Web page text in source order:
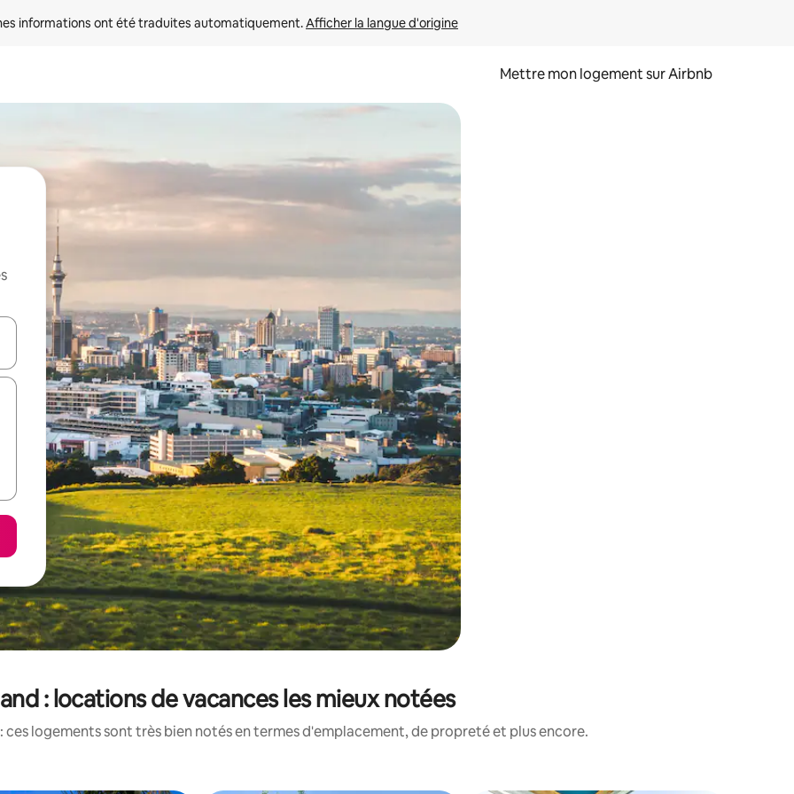
informations ont été traduites automatiquement. Afficher la langue d'origine
Mettre mon logement sur Airbnb
le haut et vers le bas pour les parcourir ou en appuyant et en faisant glisser.
: locations de vacances les mieux notées
ces logements sont très bien notés en termes d'emplacement, de propreté et plus encore.